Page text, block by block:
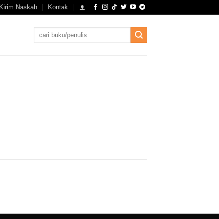
Kirim Naskah Kontak
Search